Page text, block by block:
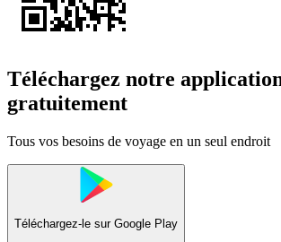
Téléchargez notre
gratuitement
Tous vos besoins de voyage en un seul endroit
Téléchargez-le sur Google Play